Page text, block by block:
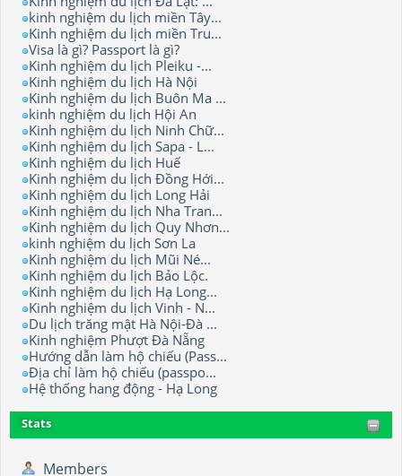
kinh nghiệm du lịch miền Tây...
Kinh nghiệm du lịch miền Tru...
Visa là gì? Passport là gì?
Kinh nghiệm du lịch Pleiku -...
Kinh nghiệm du lịch Hà Nội
Kinh nghiệm du lịch Buôn Ma ...
kinh nghiệm du lịch Hội An
Kinh nghiệm du lịch Ninh Chữ...
Kinh nghiệm du lịch Sapa - L...
Kinh nghiệm du lịch Huế
Kinh nghiệm du lịch Đồng Hới...
Kinh nghiệm du lịch Long Hải
Kinh nghiệm du lịch Nha Tran...
Kinh nghiệm du lịch Quy Nhơn...
kinh nghiệm du lịch Sơn La
Kinh nghiệm du lịch Mũi Né...
Kinh nghiệm du lịch Bảo Lộc.
Kinh nghiệm du lịch Hạ Long...
Kinh nghiệm du lịch Vinh - N...
Du lịch trăng mật Hà Nội-Đà ...
Kinh nghiệm Phượt Đà Nẵng
Hướng dẫn làm hộ chiếu (Pass...
Địa chỉ làm hộ chiếu (passpo...
Hệ thống hang động - Hạ Long
Stats
Members